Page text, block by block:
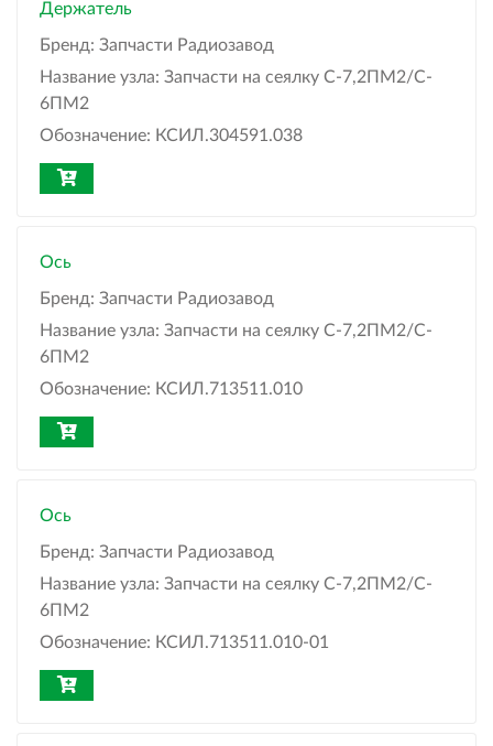
Держатель
Бренд: Запчасти Радиозавод
Название узла: Запчасти на сеялку С-7,2ПМ2/C-
6ПМ2
Обозначение: КСИЛ.304591.038
Ось
Бренд: Запчасти Радиозавод
Название узла: Запчасти на сеялку С-7,2ПМ2/C-
6ПМ2
Обозначение: КСИЛ.713511.010
Ось
Бренд: Запчасти Радиозавод
Название узла: Запчасти на сеялку С-7,2ПМ2/C-
6ПМ2
Обозначение: КСИЛ.713511.010-01